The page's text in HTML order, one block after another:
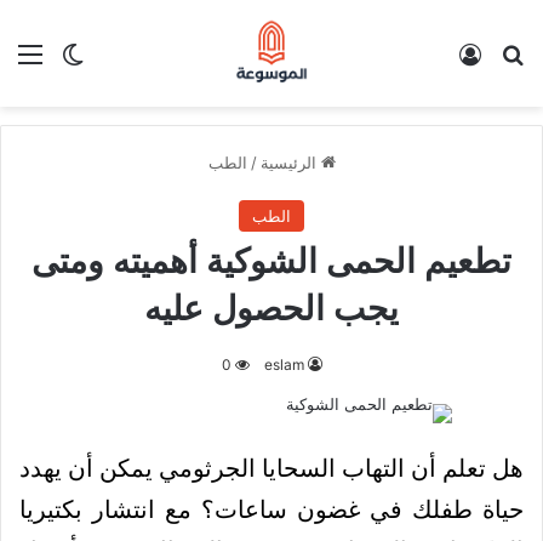
الوضع بحث عن
الرئيسية / الطب
الطب
تطعيم الحمى الشوكية أهميته ومتى
يجب الحصول عليه
eslam
0
هل تعلم أن التهاب السحايا الجرثومي يمكن أن يهدد
حياة طفلك في غضون ساعات؟ مع انتشار بكتيريا